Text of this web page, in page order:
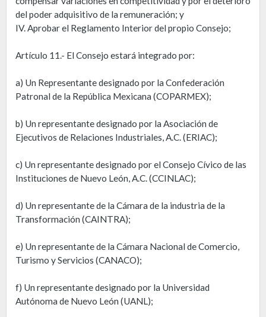
del poder adquisitivo de la remuneración; y
IV. Aprobar el Reglamento Interior del propio Consejo;
Artículo 11.- El Consejo estará integrado por:
a) Un Representante designado por la Confederación
Patronal de la República Mexicana (COPARMEX);
b) Un representante designado por la Asociación de
Ejecutivos de Relaciones Industriales, A.C. (ERIAC);
c) Un representante designado por el Consejo Cívico de las
Instituciones de Nuevo León, A.C. (CCINLAC);
d) Un representante de la Cámara de la industria de la
Transformación (CAINTRA);
e) Un representante de la Cámara Nacional de Comercio,
Turismo y Servicios (CANACO);
f) Un representante designado por la Universidad
Autónoma de Nuevo León (UANL);